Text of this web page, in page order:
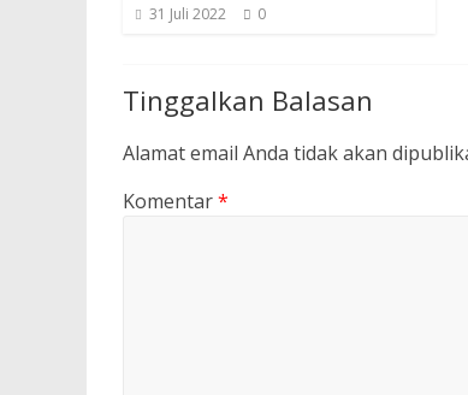
31 Juli 2022 0
Tinggalkan Balasan
Alamat email Anda tidak akan
Komentar*